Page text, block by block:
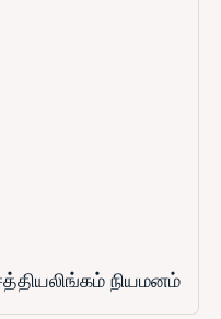
நியமனம்